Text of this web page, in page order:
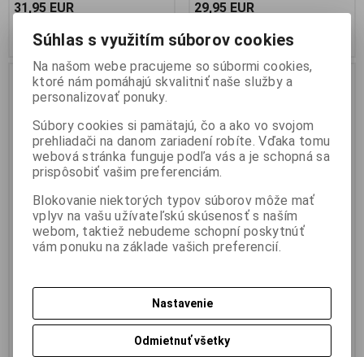
31,95 EUR
Pridať do košíka
29,95 EUR
Pridať do košíka
1:43 PORSCHE 911 (992) GT3
SO-S4316503
Skladom:2 ks
1:43 PANDEM TOYOTA GR86
Výrobca:
Katalógové číslo:
Skladom:2 ks
29,95 EUR
Súhlas s využitím súborov cookies
Na našom webe pracujeme so súbormi cookies,
ktoré nám pomáhajú skvalitniť naše služby a
personalizovať ponuky.
Súbory cookies si pamätajú, čo a ako vo svojom
prehliadači na danom zariadení robíte. Vďaka tomu
webová stránka funguje podľa vás a je schopná sa
prispôsobiť vašim preferenciám.
Blokovanie niektorých typov súborov môže mať
vplyv na vašu užívateľskú skúsenosť s naším
webom, taktiež nebudeme schopní poskytnúť
vám ponuku na základe vašich preferencií.
Nastavenie
Odmietnuť všetky